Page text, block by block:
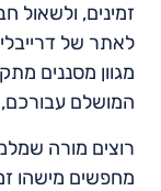
זמינים, ולשאול
לאתר של
מגוון מסננים
המושלם עבורכם,
רוצים מורה
מחפשים מישהו